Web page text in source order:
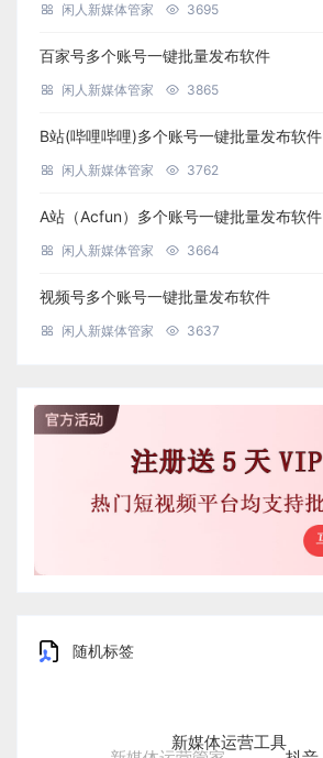
闲人新媒体管家 3695
百家号多个账号一键批量发布软件
闲人新媒体管家 3865
B站(哔哩哔哩)多个账号一键批量发布软件
闲人新媒体管家 3762
A站（Acfun）多个账号一键批量发布软件
闲人新媒体管家 3664
视频号多个账号一键批量发布软件
闲人新媒体管家 3637
随机标签
新媒体运营工具
抖音